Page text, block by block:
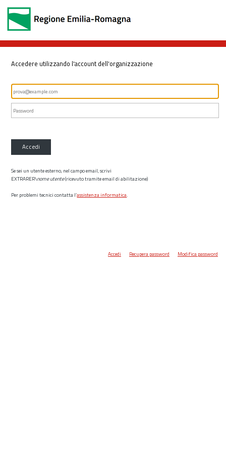
Accedere utilizzando l'account dell'organizzazione
Accedi
Se sei un utente esterno, nel campo email, scrivi
EXTRARER\nome utente(ricevuto tramite email di abilitazione)
Per problemi tecnici contatta l’assistenza informatica.
Accedi Recupera password Modifica password